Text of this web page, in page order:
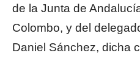
de la Junta de
Colombo, y del
Daniel Sánchez, dicha